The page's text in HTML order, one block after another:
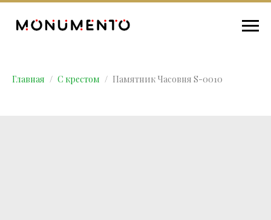
Главная С крестом Памятник Часовня S-0010